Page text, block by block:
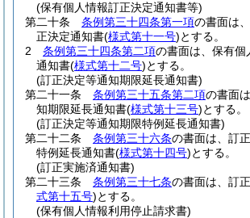
(保有個人情報訂正決定通知書等)
第二十条
条例第三十四条第一項の書面は
正決定通知書(様式第十一号)とする。
2
条例第三十四条第二項の書面は、保有個
通知書(様式第十二号)とする。
(訂正決定等通知期限延長通知書)
第二十一条
条例第三十五条第二項の書面
知期限延長通知書(様式第十三号)とする。
(訂正決定等通知期限特例延長通知書)
第二十二条
条例第三十六条の書面は、訂
特例延長通知書(様式第十四号)とする。
(訂正実施済通知書)
第二十三条
条例第三十七条の書面は、訂
式第十五号)とする。
(保有個人情報利用停止請求書)